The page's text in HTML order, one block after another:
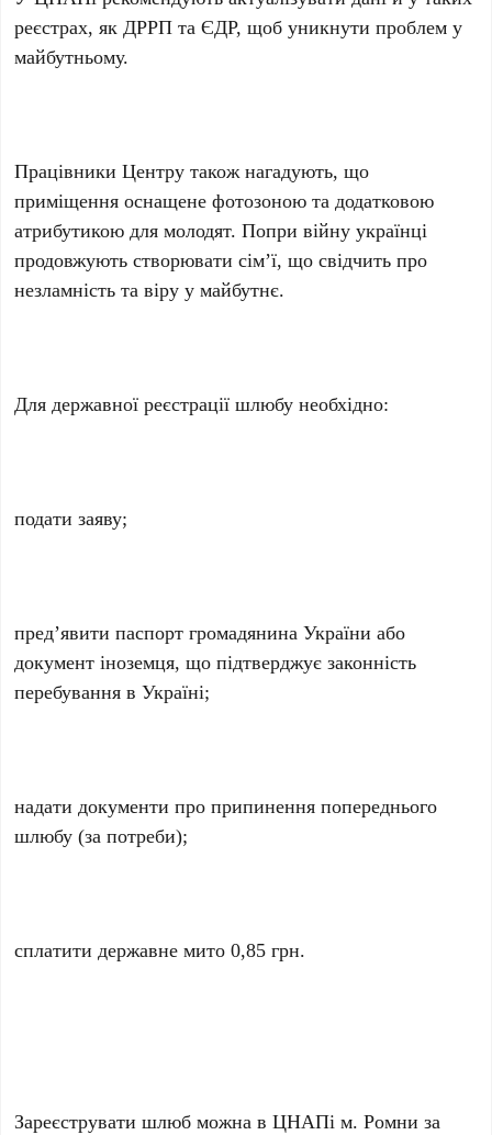
реєстрах, як ДРРП та ЄДР, щоб уникнути проблем у
майбутньому.
Працівники Центру також нагадують, що
приміщення оснащене фотозоною та додатковою
атрибутикою для молодят. Попри війну українці
продовжують створювати сім’ї, що свідчить про
незламність та віру у майбутнє.
Для державної реєстрації шлюбу необхідно:
подати заяву;
пред’явити паспорт громадянина України або
документ іноземця, що підтверджує законність
перебування в Україні;
надати документи про припинення попереднього
шлюбу (за потреби);
сплатити державне мито 0,85 грн.
Зареєструвати шлюб можна в ЦНАПі м. Ромни за